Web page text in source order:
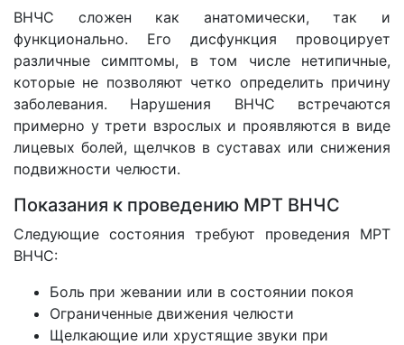
ВНЧС сложен как анатомически, так и
функционально. Его дисфункция провоцирует
различные симптомы, в том числе нетипичные,
которые не позволяют четко определить причину
заболевания. Нарушения ВНЧС встречаются
примерно у трети взрослых и проявляются в виде
лицевых болей, щелчков в суставах или снижения
подвижности челюсти.
Показания к проведению МРТ ВНЧС
Следующие состояния требуют проведения МРТ
ВНЧС:
Боль при жевании или в состоянии покоя
Ограниченные движения челюсти
Щелкающие или хрустящие звуки при